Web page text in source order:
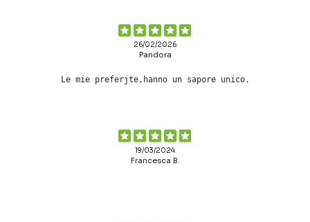
26/02/2026
Pandora
Le mie preferjte,hanno un sapore unico.
19/03/2024
Francesca B.